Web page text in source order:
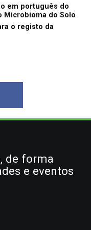
em português do
Microbioma do Solo
o registo da
de forma
e eventos